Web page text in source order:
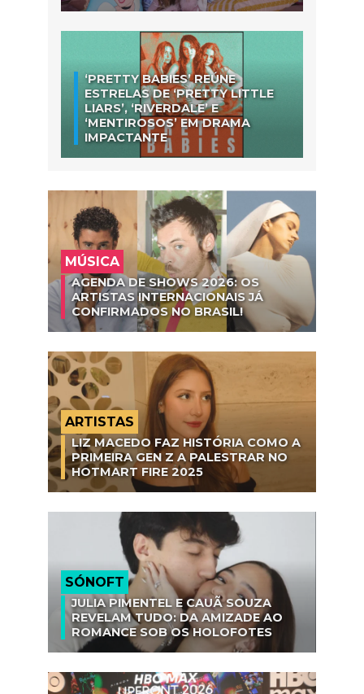
‘PRETTY BABIES’ REÚNE
ESTRELAS DE ‘PRETTY LITTLE
LIARS’, ‘RIVERDALE’ E
‘MENTIROSOS’ EM DRAMA
IMPACTANTE
MÚSICA
AGENDA DE SHOWS 2026: OS
ARTISTAS INTERNACIONAIS JÁ
CONFIRMADOS NO BRASIL!
ARTISTAS
LIZ MACEDO FAZ HISTÓRIA COMO A
PRIMEIRA GEN Z A PALESTRAR NO
HOTMART FIRE 2025
SÓNOFT
JULIA PIMENTEL E CAUÃ SOUZA
REVELAM TUDO: DA AMIZADE AO
ROMANCE SOB OS HOLOFOTES